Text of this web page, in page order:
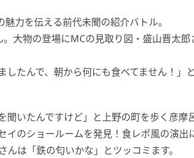
力を伝える前代未聞の紹介バトル。
大物の登場にMCの見取り図・盛山晋太郎
たんで、朝から何にも食べてません！」
聞いたんですけど」と上野の町を歩く彦摩
イのショールームを発見！食レポ風の演出
は「鉄の匂いかな」とツッコミます。